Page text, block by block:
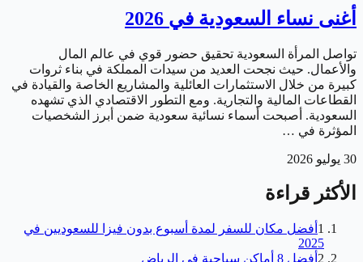
أغنى نساء السعودية في 2026
تواصل المرأة السعودية تحقيق حضور قوي في عالم المال
والأعمال. حيث نجحت العديد من سيدات المملكة في بناء ثروات
كبيرة من خلال الاستثمارات العائلية والمشاريع الخاصة والقيادة في
القطاعات المالية والتجارية. ومع التطور الاقتصادي الذي تشهده
السعودية. أصبحت أسماء نسائية سعودية ضمن أبرز الشخصيات
المؤثرة في …
30 يوليو 2026
الأكثر قراءة
1 أفضل مكان للسفر لمدة أسبوع بدون فيزا للسعوديين في
2025
2 أفضل 8 أماكن سياحية في الرياض